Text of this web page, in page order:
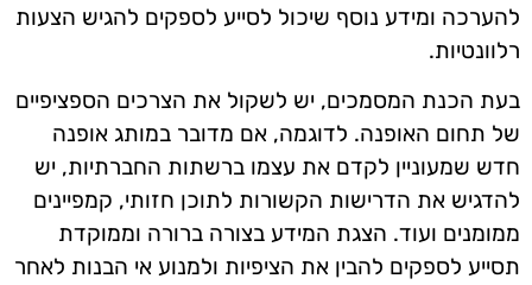
להערכה ומידע נוסף שיכול לסייע לספקים להגיש הצעות
רלוונטיות.
בעת הכנת המסמכים, יש לשקול את הצרכים הספציפיים
של תחום האופנה. לדוגמה, אם מדובר במותג אופנה
חדש שמעוניין לקדם את עצמו ברשתות החברתיות, יש
להדגיש את הדרישות הקשורות לתוכן חזותי, קמפיינים
ממומנים ועוד. הצגת המידע בצורה ברורה וממוקדת
תסייע לספקים להבין את הציפיות ולמנוע אי הבנות לאחר